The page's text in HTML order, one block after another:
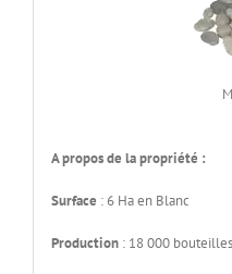
A propos de la propriété :
Surface : 6 Ha en Blanc
Production: 18 000